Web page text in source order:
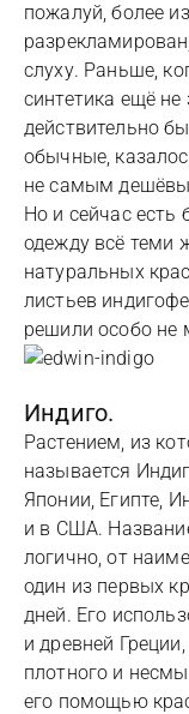
пожалуй, более
слуху. Раньше,
синтетика ещё
действительно
обычные,
не самым
Но и сейчас есть
одежду всё теми
натуральных
листьев
решили особо не
Индиго.
Растением, из
называется
Японии, Египте,
и в США.
логично, от
один из первых
дней. Его
и древней
плотного и
его помощью